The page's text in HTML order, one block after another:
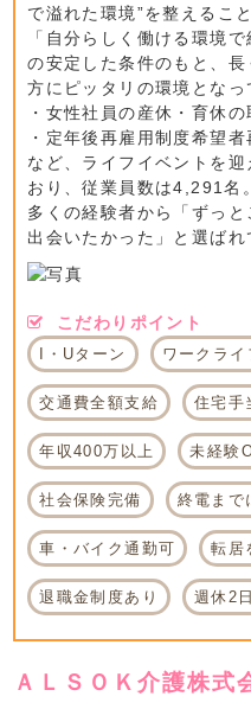
で溢れた環境”を整えること
「自分らしく働ける環境
の安定した条件のもと、
方にピッタリの環境となっ
・女性社員の産休・育休
・定年後再雇用制度希望
など、ライフイベントを
おり、従業員数は4,291名。
多くの経験者から「ずっ
出会いたかった」と選ばれ
こだわりポイント
I・Uターン ワークラ
交通費全額支給 住宅手
年収400万以上 未経験
社会保険完備 終電まで
車・バイク通勤可 転居
退職金制度あり 週休2日
ＡＬＳＯＫ介護株